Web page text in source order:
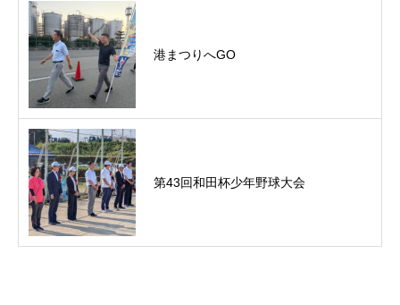
港まつりへGO
第43回和田杯少年野球大会